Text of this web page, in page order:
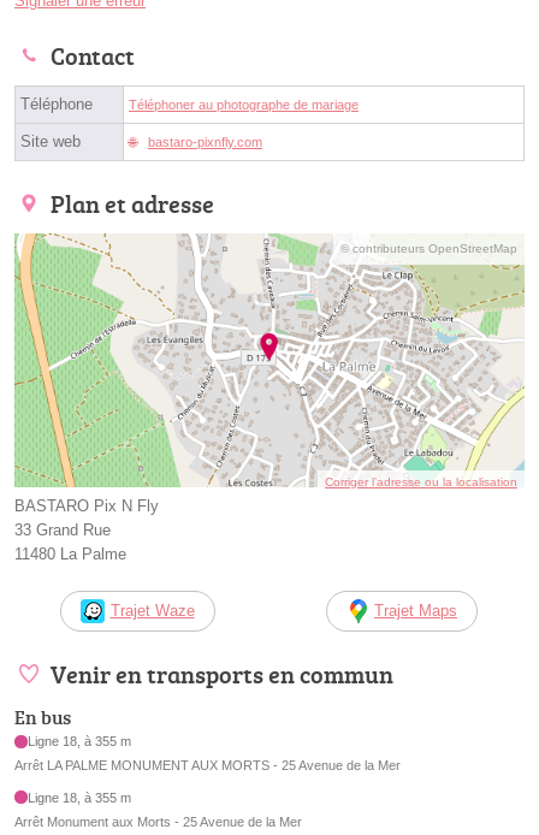
Contact
Téléphone Téléphoner au photographe de mariage
Site web bastaro-pixnfly.com
Plan et adresse
© contributeurs OpenStreetMap
Corriger l’adresse ou la localisation
BASTARO Pix N Fly
33 Grand Rue
11480 La Palme
Trajet Waze Trajet Maps
Venir en transports en commun
En bus
Ligne 18, à 355 m
Arrêt LA PALME MONUMENT AUX MORTS - 25 Avenue de la Mer
Ligne 18, à 355 m
Arrêt Monument aux Morts - 25 Avenue de la Mer